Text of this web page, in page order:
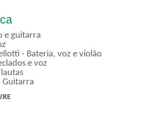
e guitarra
- Bateria, voz e violão
e voz
Guitarra